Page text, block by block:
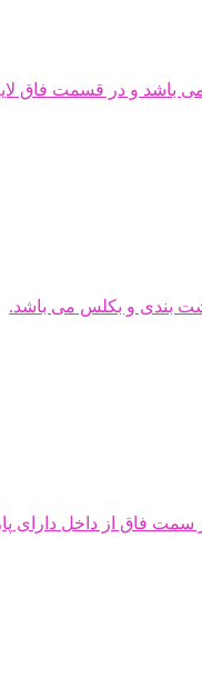
باشد و در قسمت فاق
بندی و بکلس می باشد.
سمت فاق از داخل دارای